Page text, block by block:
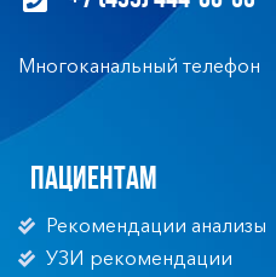
Многоканальный телефон
Пациентам
Рекомендации анализы
УЗИ рекомендации